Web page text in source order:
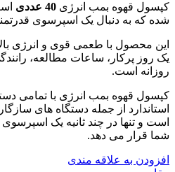
کپسول قهوه بمب انرژی 40 عددی
شده که به دنبال یک اسپرسوی
این محصول با طعمی قوی و انرژی
یک روز پرکار، ساعات مطالعه،
روزانه است.
کپسول قهوه بمب انرژی با تمامی
استاندارد از جمله دستگاه های
است و تنها در چند ثانیه یک اسپرسوی
شما قرار می دهد.
افزودن به علاقه مندی